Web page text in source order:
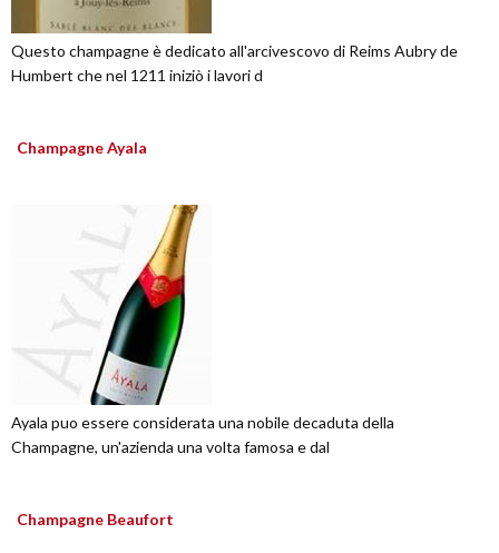
Questo champagne è dedicato all'arcivescovo di Reims Aubry de
Humbert che nel 1211 iniziò i lavori d
Champagne Ayala
Ayala puo essere considerata una nobile decaduta della
Champagne, un'azienda una volta famosa e dal
Champagne Beaufort